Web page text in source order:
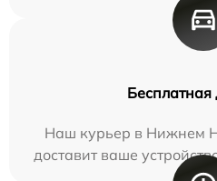
Бесплатная
Наш курьер в Нижнем
доставит ваше